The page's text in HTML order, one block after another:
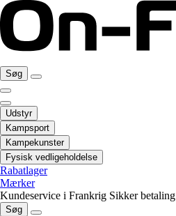
Søg
Udstyr
Kampsport
Kampekunster
Fysisk vedligeholdelse
Rabatlager
Mærker
Kundeservice i Frankrig Sikker betaling
Søg